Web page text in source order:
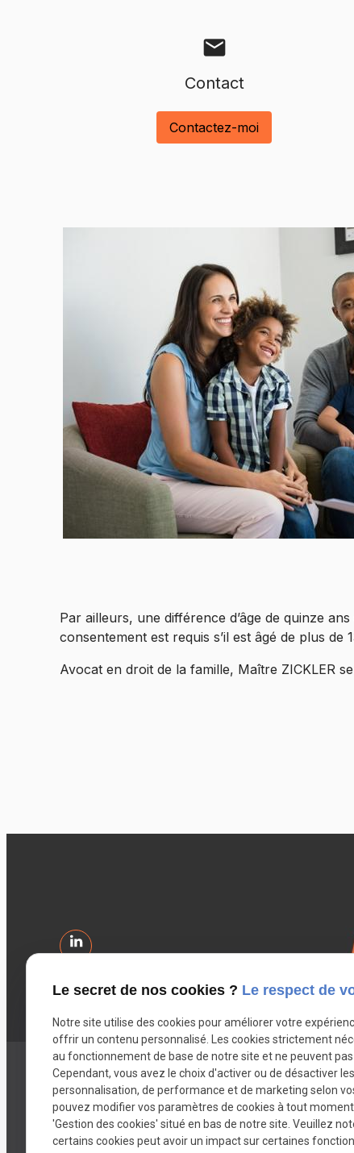
mail
Contact
Contactez-moi
Par ailleurs, une différence d’âge de quinze
consentement est requis s’il est âgé de plus de
Avocat en droit de la famille, Maître ZICKLER
Votre avocat
Titulaire d'une Maîtrise en droit privé
mention droit des affaires, suivie d'un
Mes
46 Bd
Adresse
Le secret de nos cookies ? Le respect de
Notre site utilise des cookies pour améliorer votre
offrir un contenu personnalisé. Les cookies strictement
au fonctionnement de base de notre site et ne peuvent
Cependant, vous avez le choix d'activer ou de désactiver
personnalisation, de performance et de marketing selon
pouvez modifier vos paramètres de cookies à tout
'Gestion des cookies' situé en bas de notre site. Veuillez
certains cookies peut avoir un impact sur certaines